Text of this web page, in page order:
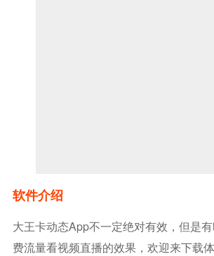
软件介绍
大王卡动态app不一定绝对有效，但是
费流量看视频直播的效果，欢迎来下载体